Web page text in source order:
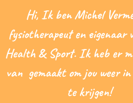
Hi, Ik ben Michel
fysiotherapeut en eigenaar
Health & Sport. Ik heb er
van gemaakt om jou weer in
te krijgen!